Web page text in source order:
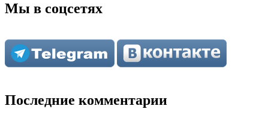
Мы в соцсетях
Последние комментарии